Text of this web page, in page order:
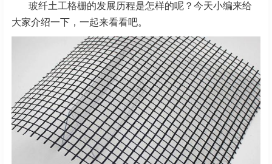
玻纤土工格栅的发展历程是怎样的呢？今天小编来给
大家介绍一下，一起来看看吧。